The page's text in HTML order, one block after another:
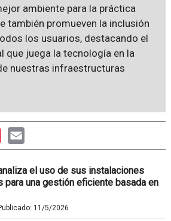
ambiente para la práctica
también promueven la inclusión
los usuarios, destacando el
que juega la tecnología en la
nuestras infraestructuras
PinterestEmail
el uso de sus instalaciones
para una gestión eficiente basada en
11/5/2026